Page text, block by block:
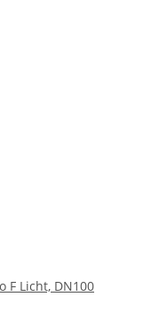
F Licht, DN100